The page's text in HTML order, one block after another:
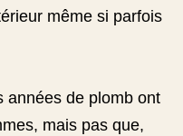
même si parfois
années de plomb ont
mais pas que,